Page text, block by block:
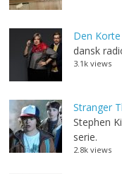
Den
dansk
3.1k views
Stranger
Stephen
serie.
2.8k views